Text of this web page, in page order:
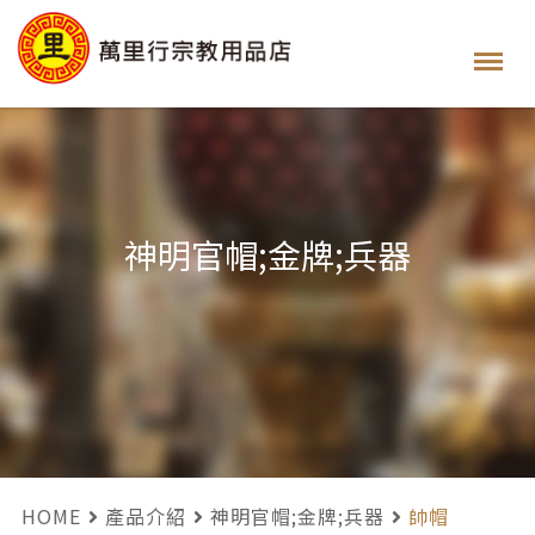
神明官帽;金牌;兵器
HOME 產品介紹 神明官帽;金牌;兵器 帥帽